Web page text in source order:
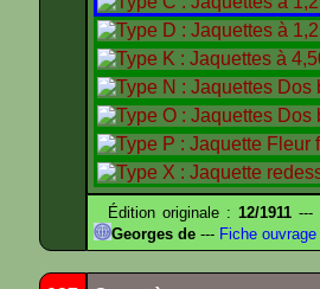
Édition originale : 12/1911 ---
Georges de --- Fiche ouvrage